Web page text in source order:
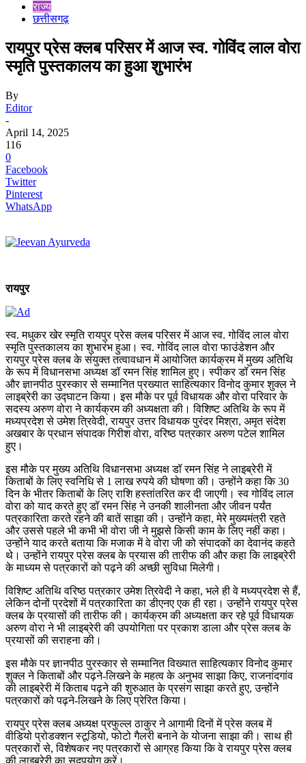
राज्य
छत्तीसगढ़
रायपुर प्रेस क्लब परिसर में आज स्व. गोविंद लाल वोरा
स्मृति पुस्तकालय का हुआ शुभारंभ
By
Editor
-
April 14, 2025
116
0
Facebook
Twitter
Pinterest
WhatsApp
रायपुर
स्व. मधुकर खेर स्मृति रायपुर प्रेस क्लब परिसर में आज स्व. गोविंद लाल वोरा
स्मृति पुस्तकालय का शुभारंभ हुआ। स्व. गोविंद लाल वोरा फाउंडेशन और
रायपुर प्रेस क्लब के संयुक्त तत्वावधान में आयोजित कार्यक्रम में मुख्य अतिथि
के रूप में विधानसभा अध्यक्ष डॉ रमन सिंह शामिल हुए। स्पीकर डॉ रमन सिंह
और ज्ञानपीठ पुरस्कार से सम्मानित प्रख्यात साहित्यकार विनोद कुमार शुक्ल ने
लाइब्रेरी का उद्घाटन किया। इस मौके पर पूर्व विधायक और वोरा परिवार के
सदस्य अरुण वोरा ने कार्यक्रम की अध्यक्षता की। विशिष्ट अतिथि के रूप में
मध्यप्रदेश से उमेश त्रिवेदी, रायपुर उत्तर विधायक पुरंदर मिश्रा, अमृत संदेश
अखबार के प्रधान संपादक गिरीश वोरा, वरिष्ठ पत्रकार अरुण पटेल शामिल
हुए।
इस मौके पर मुख्य अतिथि विधानसभा अध्यक्ष डॉ रमन सिंह ने लाइब्रेरी में
किताबों के लिए स्वनिधि से 1 लाख रुपये की घोषणा की। उन्होंने कहा कि 30
दिन के भीतर किताबों के लिए राशि हस्तांतरित कर दी जाएगी। स्व गोविंद लाल
वोरा को याद करते हुए डॉ रमन सिंह ने उनकी शालीनता और जीवन पर्यंत
पत्रकारिता करते रहने की बातें साझा की। उन्होंने कहा, मेरे मुख्यमंत्री रहते
और उससे पहले भी कभी भी वोरा जी ने मुझसे किसी काम के लिए नहीं कहा।
उन्होंने याद करते बताया कि मजाक में वे वोरा जी को संपादकों का देवानंद कहते
थे। उन्होंने रायपुर प्रेस क्लब के प्रयास की तारीफ की और कहा कि लाइब्रेरी
के माध्यम से पत्रकारों को पढ़ने की अच्छी सुविधा मिलेगी।
विशिष्ट अतिथि वरिष्ठ पत्रकार उमेश त्रिवेदी ने कहा, भले ही वे मध्यप्रदेश से हैं,
लेकिन दोनों प्रदेशों में पत्रकारिता का डीएनए एक ही रहा। उन्होंने रायपुर प्रेस
क्लब के प्रयासों की तारीफ की। कार्यक्रम की अध्यक्षता कर रहे पूर्व विधायक
अरुण वोरा ने भी लाइब्रेरी की उपयोगिता पर प्रकाश डाला और प्रेस क्लब के
प्रयासों की सराहना की।
इस मौके पर ज्ञानपीठ पुरस्कार से सम्मानित विख्यात साहित्यकार विनोद कुमार
शुक्ल ने किताबों और पढ़ने-लिखने के महत्व के अनुभव साझा किए, राजनांदगांव
की लाइब्रेरी में किताब पढ़ने की शुरुआत के प्रसंग साझा करते हुए, उन्होंने
पत्रकारों को पढ़ने-लिखने के लिए प्रेरित किया।
रायपुर प्रेस क्लब अध्यक्ष प्रफुल्ल ठाकुर ने आगामी दिनों में प्रेस क्लब में
वीडियो प्रोडक्शन स्टूडियो, फोटो गैलरी बनाने के योजना साझा की। साथ ही
पत्रकारों से, विशेषकर नए पत्रकारों से आग्रह किया कि वे रायपुर प्रेस क्लब
की लाइब्रेरी का सदुपयोग करें।